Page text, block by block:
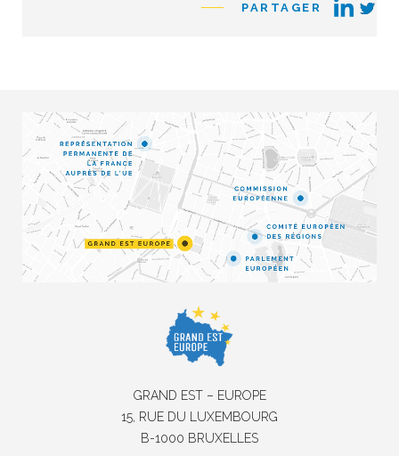
PARTAGER
GRAND EST – EUROPE
15, RUE DU LUXEMBOURG
B-1000 BRUXELLES